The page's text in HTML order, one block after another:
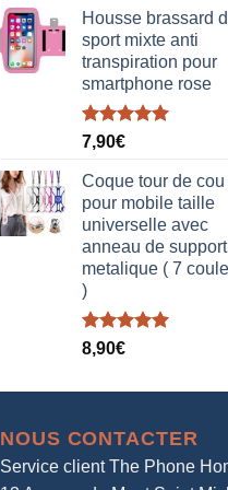
Housse brassard
sport mixte anti
transpiration pour
smartphone rose
Note5.00
7,90€
Coque tour de cou
pour mobile taille
universelle avec
anneau de support
metalique ( 7
)
Note5.00
8,90€
NOUS CONTACTER
Service client The Phone